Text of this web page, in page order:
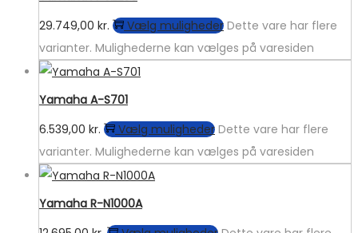
29.749,00 kr. Vælg muligheder Dette vare har flere
varianter. Mulighederne kan vælges på varesiden
Yamaha A-S701
6.539,00 kr. Vælg muligheder Dette vare har flere
varianter. Mulighederne kan vælges på varesiden
Yamaha R-N1000A